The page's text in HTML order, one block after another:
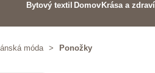
Bytový textil Domov Krása a zdraví
móda > Ponožky